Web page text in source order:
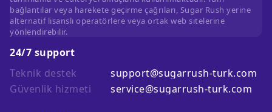
bağlantılar veya harekete geçirme çağrıları, Sugar Rush yerine
alternatif lisanslı operatörlere veya ortak web sitelerine
yönlendirebilir.
24/7 support
Teknik destek
support@sugarrush-turk.com
Güvenlik hizmeti
service@sugarrush-turk.com